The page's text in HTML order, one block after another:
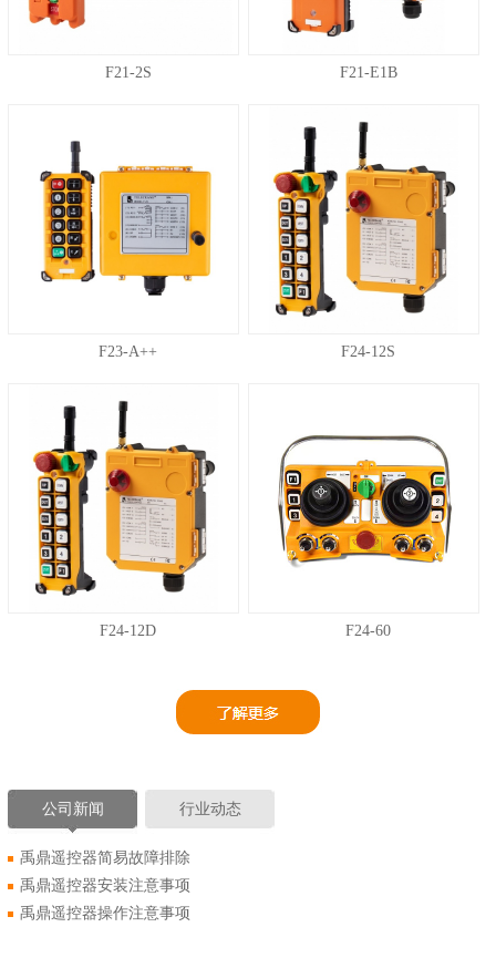
F21-2S F21-E1B
F23-A++ F24-12S
F24-12D F24-60
公司新闻 行业动态
禹鼎遥控器简易故障排除
禹鼎遥控器安装注意事项
禹鼎遥控器操作注意事项